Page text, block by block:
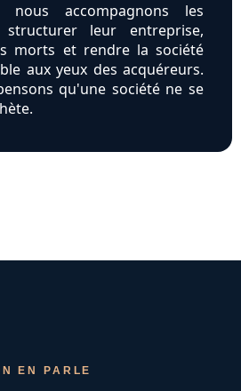
nous accompagnons les
leur entreprise,
morts et rendre la société
aux yeux des acquéreurs.
qu'une société ne se
EN PARLE